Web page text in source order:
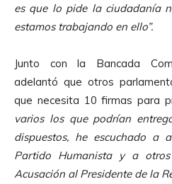
es que lo pide la ciudadanía
estamos trabajando en ello”.
Junto con la Bancada
adelantó que otros
que necesita 10 firmas para
varios los que podrían
dispuestos, he escuchado a
Partido Humanista y a
Acusación al Presidente de la